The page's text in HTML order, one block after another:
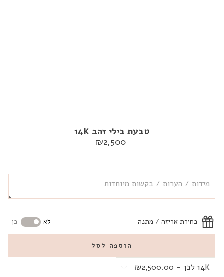
טבעת בילי זהב 14K
מחיר
₪2,500
בחירת אריזה / מתנה לא כן
הוספה לסל